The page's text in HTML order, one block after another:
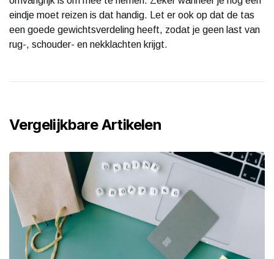
eindje moet reizen is dat handig. Let er ook op dat de tas
een goede gewichtsverdeling heeft, zodat je geen last van
rug-, schouder- en nekklachten krijgt.
Vergelijkbare Artikelen